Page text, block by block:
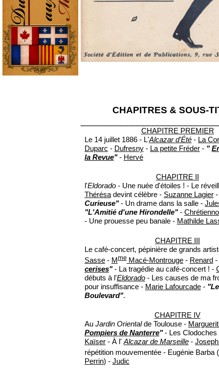
CHAPITRES & SOUS-
CHAPITRE PREMIER
Le 14 juillet 1886 - L'Alcazar d'Été- La
Duparc - Dufresny- La petite Fréder- "
la Revue"- Hervé
CHAPITRE II
l'Eldorado- Une nuée d'étoiles ! - Le
Thérésadevint célèbre - Suzanne Lagier-
Curieuse"- Un drame dans la salle -
"L'Amitié d'une Hirondelle"- Chrétienno
- Une prouesse peu banale - Mathilde
CHAPITRE III
Le café-concert, pépinière de grands
Sasse- MmeMacé-Montrouge- Renard-
cerises"- La tragédie au café-concert ! -
débuts à l'Eldorado- Les causes de ma
pour insuffisance - Marie Lafourcade-
Boulevard".
CHAPITRE IV
Au Jardin Orientalde Toulouse -
Pompiers de Nanterre"- Les Clodoches
Kaïser- À l' Alcazar de Marseille-
répétition mouvementée - Eugénie Barba
Perrin) - Judic